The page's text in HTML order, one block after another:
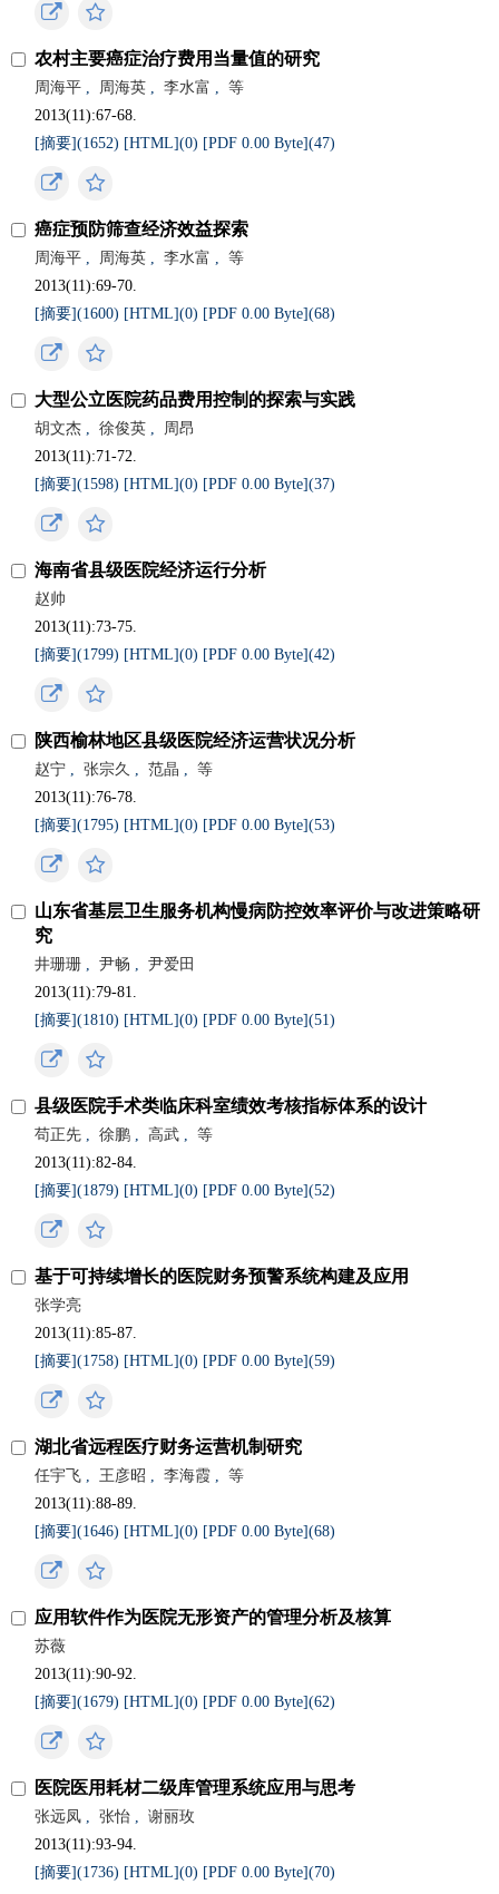
农村主要癌症治疗费用当量值的研究
周海平 , 周海英 , 李水富 ,
等
2013(11):67-68.
[摘要](1652) [HTML](0) [PDF 0.00 Byte](47)
癌症预防筛查经济效益探索
周海平 , 周海英 , 李水富 ,
等
2013(11):69-70.
[摘要](1600) [HTML](0) [PDF 0.00 Byte](68)
大型公立医院药品费用控制的探索与实践
胡文杰 , 徐俊英 ,
周昂
2013(11):71-72.
[摘要](1598) [HTML](0) [PDF 0.00 Byte](37)
海南省县级医院经济运行分析
赵帅
2013(11):73-75.
[摘要](1799) [HTML](0) [PDF 0.00 Byte](42)
陕西榆林地区县级医院经济运营状况分析
赵宁 , 张宗久 , 范晶 ,
等
2013(11):76-78.
[摘要](1795) [HTML](0) [PDF 0.00 Byte](53)
山东省基层卫生服务机构慢病防控效率评价与改进策略研
究
井珊珊 , 尹畅 ,
尹爱田
2013(11):79-81.
[摘要](1810) [HTML](0) [PDF 0.00 Byte](51)
县级医院手术类临床科室绩效考核指标体系的设计
苟正先 , 徐鹏 , 高武 ,
等
2013(11):82-84.
[摘要](1879) [HTML](0) [PDF 0.00 Byte](52)
基于可持续增长的医院财务预警系统构建及应用
张学亮
2013(11):85-87.
[摘要](1758) [HTML](0) [PDF 0.00 Byte](59)
湖北省远程医疗财务运营机制研究
任宇飞 , 王彦昭 , 李海霞 ,
等
2013(11):88-89.
[摘要](1646) [HTML](0) [PDF 0.00 Byte](68)
应用软件作为医院无形资产的管理分析及核算
苏薇
2013(11):90-92.
[摘要](1679) [HTML](0) [PDF 0.00 Byte](62)
医院医用耗材二级库管理系统应用与思考
张远凤 , 张怡 ,
谢丽玫
2013(11):93-94.
[摘要](1736) [HTML](0) [PDF 0.00 Byte](70)